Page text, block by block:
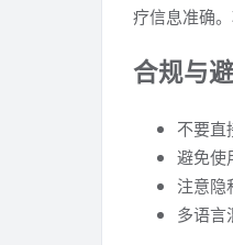
疗信息准确
合规与
不要直
避免使
注意隐
多语言